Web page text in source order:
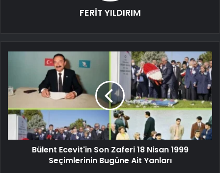
FERİT YILDIRIM
Bülent Ecevit'in Son Zaferi 18 Nisan 1999
Seçimlerinin Bugüne Ait Yanları